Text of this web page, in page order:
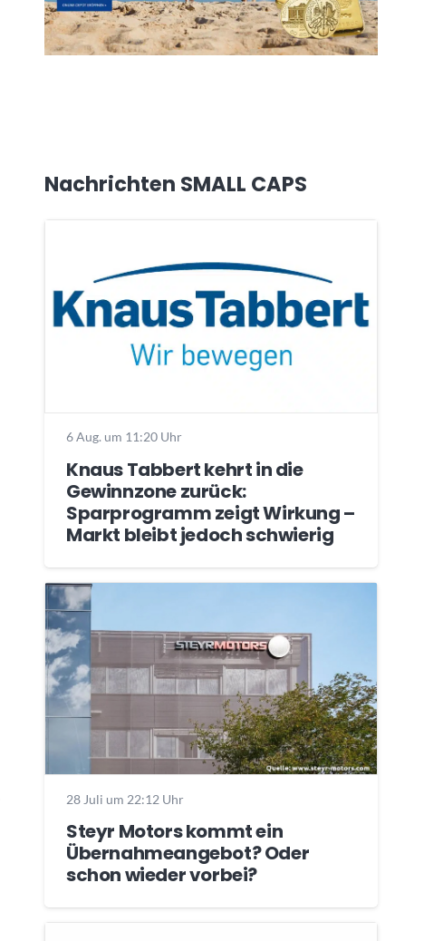
Nachrichten SMALL CAPS
6 Aug. um 11:20 Uhr
Knaus Tabbert kehrt in die
Gewinnzone zurück:
Sparprogramm zeigt Wirkung –
Markt bleibt jedoch schwierig
28 Juli um 22:12 Uhr
Steyr Motors kommt ein
Übernahmeangebot? Oder
schon wieder vorbei?